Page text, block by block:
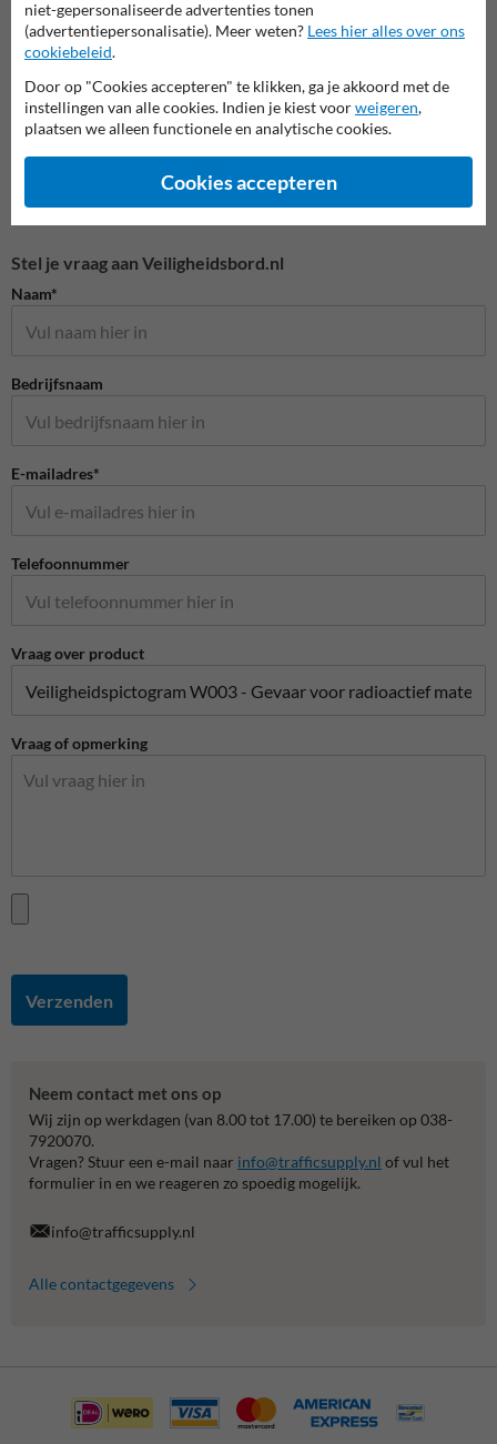
Veiligheidspictogrammen
Stel je vraag aan Veiligheidsbord.nl
Naam*
Bedrijfsnaam
E-mailadres*
Telefoonnummer
Vraag over product
Vraag of opmerking
Verzenden
Neem contact met ons op
Wij zijn op werkdagen (van 8.00 tot 17.00) te bereiken op 038-
7920070.
Vragen? Stuur een e-mail naar info@trafficsupply.nl of vul het
formulier in en we reageren zo spoedig mogelijk.
info@trafficsupply.nl
Alle contactgegevens
niet-gepersonaliseerde advertenties tonen
(advertentiepersonalisatie). Meer weten? Lees hier alles over ons
cookiebeleid.
Door op "Cookies accepteren" te klikken, ga je akkoord met de
instellingen van alle cookies. Indien je kiest voorweigeren,
plaatsen we alleen functionele en analytische cookies.
Cookies accepteren